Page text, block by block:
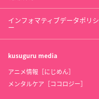
インフォマティブデータポリシ
ー
kusuguru media
アニメ情報［にじめん］
メンタルケア［ココロジー］